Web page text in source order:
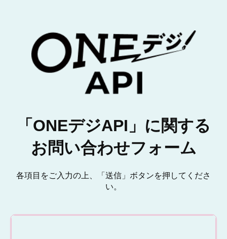
「ONEデジAPI」に関する
お問い合わせフォーム
各項目をご入力の上、「送信」ボタンを押してくださ
い。